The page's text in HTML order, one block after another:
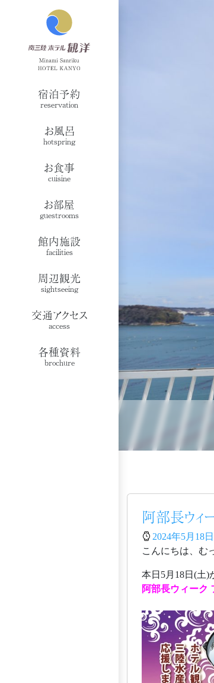
宿泊予約
reservation
お風呂
hotspring
お食事
cuisine
お部屋
guestrooms
館内施設
facilities
周辺観光
sightseeing
交通アクセス
access
各種資料
brochure
阿部長ウィ
2024年5月18日
本日5月18日(土)
阿部長ウィーク